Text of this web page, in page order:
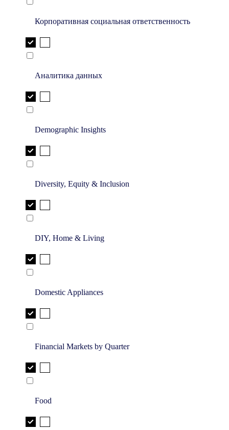
Корпоративная социальная ответственность
Аналитика данных
Demographic Insights
Diversity, Equity & Inclusion
DIY, Home & Living
Domestic Appliances
Financial Markets by Quarter
Food